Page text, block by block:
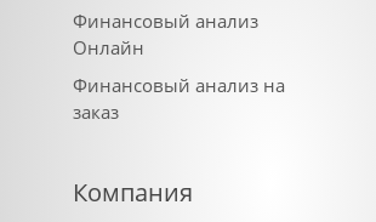
Финансовый анализ
Онлайн
Финансовый анализ на
заказ
Компания